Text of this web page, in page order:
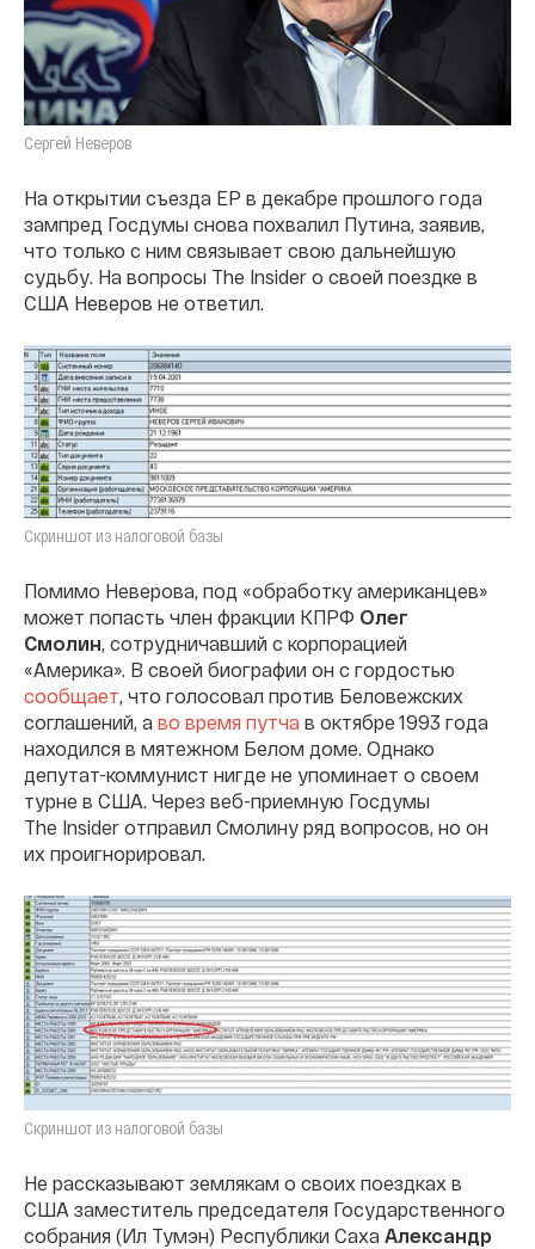
Сергей Неверов
На открытии съезда ЕР в декабре прошлого года
зампред Госдумы снова похвалил Путина, заявив,
что только с ним связывает свою дальнейшую
судьбу. На вопросы The Insider о своей поездке в
США Неверов не ответил.
Скриншот из налоговой базы
Помимо Неверова, под «обработку американцев»
может попасть член фракции КПРФ Олег
Смолин, сотрудничавший с корпорацией
«Америка». В своей биографии он с гордостью
сообщает, что голосовал против Беловежских
соглашений, а во время путча в октябре 1993 года
находился в мятежном Белом доме. Однако
депутат-коммунист нигде не упоминает о своем
турне в США. Через веб-приемную Госдумы
The Insider отправил Смолину ряд вопросов, но он
их проигнорировал.
Скриншот из налоговой базы
Не рассказывают землякам о своих поездках в
США заместитель председателя Государственного
собрания (Ил Тумэн) Республики Саха Александр